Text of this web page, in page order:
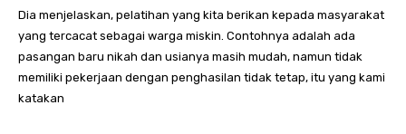
Dia menjelaskan, pelatihan yang kita berikan kepada masyarakat
yang tercacat sebagai warga miskin. Contohnya adalah ada
pasangan baru nikah dan usianya masih mudah, namun tidak
memiliki pekerjaan dengan penghasilan tidak tetap, itu yang kami
katakan